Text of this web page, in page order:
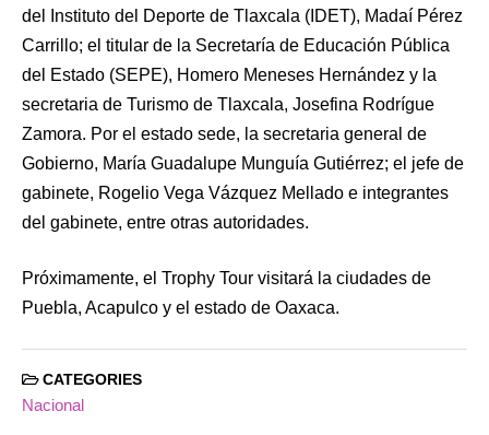
del Instituto del Deporte de Tlaxcala (IDET), Madaí Pérez
Carrillo; el titular de la Secretaría de Educación Pública
del Estado (SEPE), Homero Meneses Hernández y la
secretaria de Turismo de Tlaxcala, Josefina Rodrígue
Zamora. Por el estado sede, la secretaria general de
Gobierno, María Guadalupe Munguía Gutiérrez; el jefe de
gabinete, Rogelio Vega Vázquez Mellado e integrantes
del gabinete, entre otras autoridades.
Próximamente, el Trophy Tour visitará la ciudades de
Puebla, Acapulco y el estado de Oaxaca.
CATEGORIES
Nacional